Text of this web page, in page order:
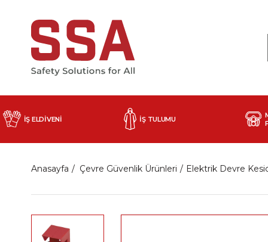
İŞ ELDİVENİ İŞ TULUMU
Anasayfa Çevre Güvenlik Ürünleri Elektrik Devre